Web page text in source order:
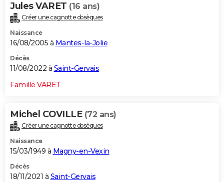
Jules VARET (16 ans)
Créer une cagnotte obsèques
Naissance
16/08/2005 à Mantes-la-Jolie
Décès
11/08/2022 à Saint-Gervais
Famille VARET
Michel COVILLE (72 ans)
Créer une cagnotte obsèques
Naissance
15/03/1949 à Magny-en-Vexin
Décès
18/11/2021 à Saint-Gervais